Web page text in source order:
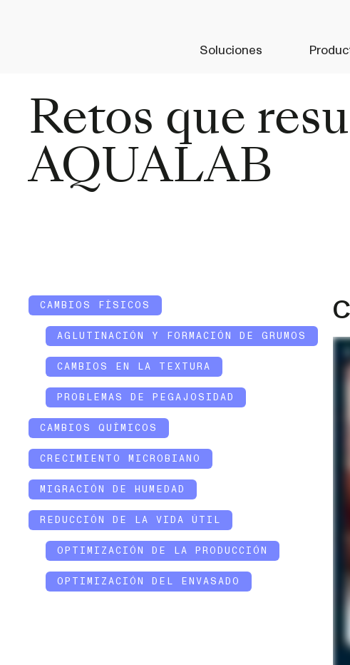
Soluciones
Retos que
AQUALAB
CAMBIOS FÍSICOS
AGLUTINACIÓN Y FORMACIÓN DE GRUMOS
CAMBIOS EN LA TEXTURA
PROBLEMAS DE PEGAJOSIDAD
CAMBIOS QUÍMICOS
CRECIMIENTO MICROBIANO
MIGRACIÓN DE HUMEDAD
REDUCCIÓN DE LA VIDA ÚTIL
OPTIMIZACIÓN DE LA PRODUCCIÓN
OPTIMIZACIÓN DEL ENVASADO